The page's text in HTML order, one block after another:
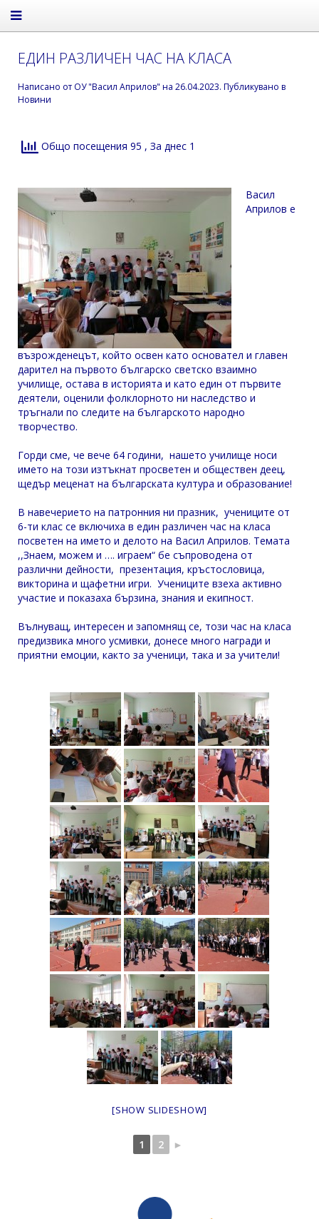
ЕДИН РАЗЛИЧЕН ЧАС НА КЛАСА
Написано от ОУ "Васил Априлов" на 26.04.2023. Публикувано в
Новини
Общо посещения 95 , За днес 1
Васил
Априлов е
възрожденецът, който освен като основател и главен
дарител на първото българско светско взаимно
училище, остава в историята и като един от първите
деятели, оценили фолклорното ни наследство и
тръгнали по следите на българското народно
творчество.
Горди сме, че вече 64 години, нашето училище носи
името на този изтъкнат просветен и обществен деец,
щедър меценат на българската култура и образование!
В навечерието на патронния ни празник, учениците от
6-ти клас се включиха в един различен час на класа
посветен на името и делото на Васил Априлов. Темата
,,Знаем, можем и …. играем“ бе съпроводена от
различни дейности, презентация, кръстословица,
викторина и щафетни игри. Учениците взеха активно
участие и показаха бързина, знания и екипност.
Вълнуващ, интересен и запомнящ се, този час на класа
предизвика много усмивки, донесе много награди и
приятни емоции, както за ученици, така и за учители!
[SHOW SLIDESHOW]
1 2 ►